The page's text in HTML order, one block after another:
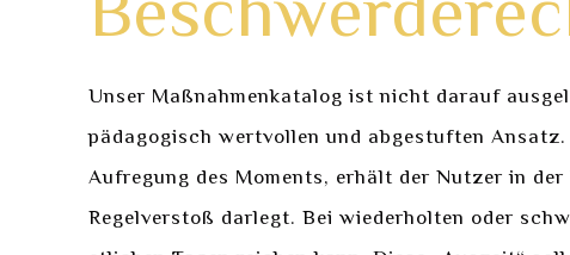
Unser Maßnahmenkatalog ist nicht darauf
pädagogisch wertvollen und abgestuften
Aufregung des Moments, erhält der Nutzer in
Regelverstoß darlegt. Bei wiederholten oder